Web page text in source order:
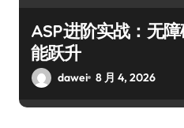
ASP进阶实战：无
能跃升
dawei 8 月 4, 2026